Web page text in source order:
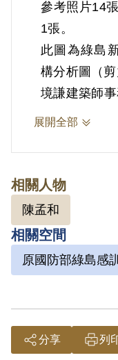
參考照片14
1張。
此圖為綠島
構分析圖（剪
境謙建築師
檔案照片的
此外，已故
業意見，也
了關鍵角色。
曹欽榮先生
年接受政府
部綠島感訓
難者的訪談
新生訓導處(
已不復存在
展開全部
相關人物
陳孟和
相關空間
原國防部綠島感
分享 列